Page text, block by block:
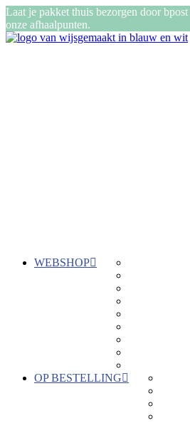
Laat je pakket thuis bezorgen door
onze afhaalpunten.
WEBSHOP
OP BESTELLING